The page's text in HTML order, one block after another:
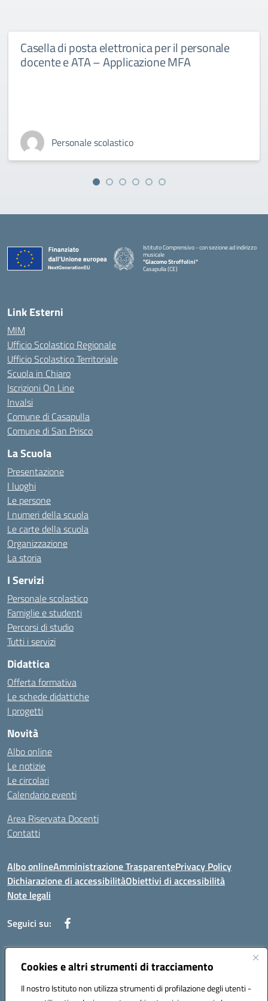
Cookies e altri strumenti di tracciamento
Il nostro Istituto non utilizza strumenti di profilazione degli utenti -
Casella di posta elettronica per il personale
docente e ATA – Applicazione MFA
Personale scolastico
Istituto Comprensivo - con sezione ad indirizzo
musicale
"Giacomo Stroffolini"
Casapulla (CE)
Link Esterni
MIM
Ufficio Scolastico Regionale
Ufficio Scolastico Territoriale
Scuola in Chiaro
Iscrizioni On Line
Invalsi
Comune di Casapulla
Comune di San Prisco
La Scuola
Presentazione
I luoghi
Le persone
I numeri della scuola
Le carte della scuola
Organizzazione
La storia
I Servizi
Personale scolastico
Famiglie e studenti
Percorsi di studio
Tutti i servizi
Didattica
Offerta formativa
Le schede didattiche
I progetti
Novità
Albo online
Le notizie
Le circolari
Calendario eventi
Area Riservata Docenti
Contatti
Albo onlineAmministrazione TrasparentePrivacy Policy
Dichiarazione di accessibilitàObiettivi di accessibilità
Note legali
Seguici su:
Indirizzo:Via Rimembranza,33 – 81020 Casapulla (CE)
Posta elettronica certificata (PEC):ceic82800v@pec.istruzione.it